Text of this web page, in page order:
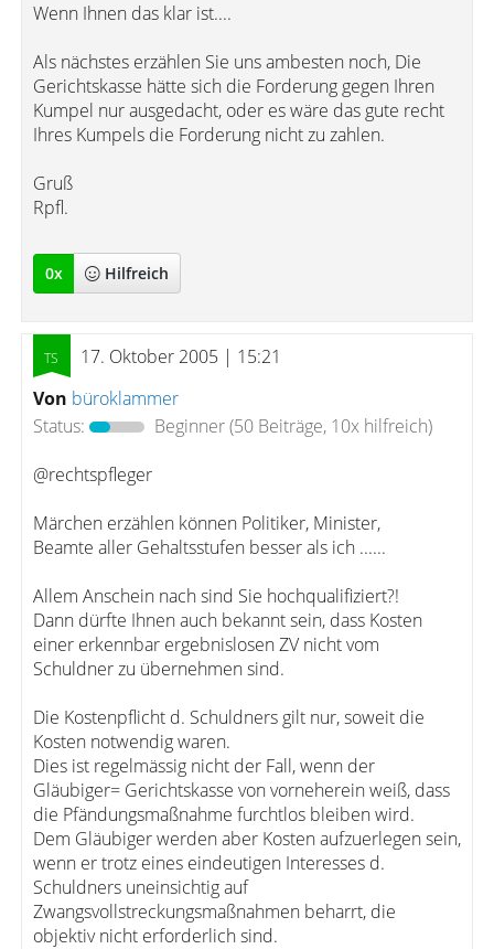
Wenn Ihnen das klar ist....
Als nächstes erzählen Sie uns ambesten noch, Die
Gerichtskasse hätte sich die Forderung gegen Ihren
Kumpel nur ausgedacht, oder es wäre das gute recht
Ihres Kumpels die Forderung nicht zu zahlen.
Gruß
Rpfl.
0x Hilfreich
17. Oktober 2005 | 15:21
Von büroklammer
Status:
Beginner(50 Beiträge, 10x hilfreich)
@rechtspfleger
Märchen erzählen können Politiker, Minister,
Beamte aller Gehaltsstufen besser als ich ......
Allem Anschein nach sind Sie hochqualifiziert?!
Dann dürfte Ihnen auch bekannt sein, dass Kosten
einer erkennbar ergebnislosen ZV nicht vom
Schuldner zu übernehmen sind.
Die Kostenpflicht d. Schuldners gilt nur, soweit die
Kosten notwendig waren.
Dies ist regelmässig nicht der Fall, wenn der
Gläubiger= Gerichtskasse von vorneherein weiß, dass
die Pfändungsmaßnahme furchtlos bleiben wird.
Dem Gläubiger werden aber Kosten aufzuerlegen sein,
wenn er trotz eines eindeutigen Interesses d.
Schuldners uneinsichtig auf
Zwangsvollstreckungsmaßnahmen beharrt, die
objektiv nicht erforderlich sind.